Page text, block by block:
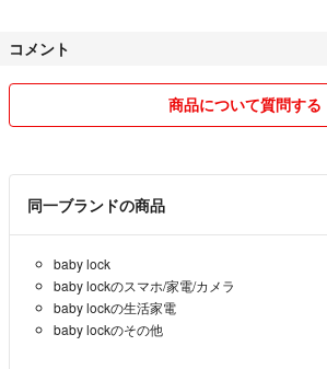
トを縫ってみたいと思われてる方にお勧めします♪
コメント
商品について質問する
同一ブランドの商品
baby lock
baby lockのスマホ/家電/カメラ
baby lockの生活家電
baby lockのその他